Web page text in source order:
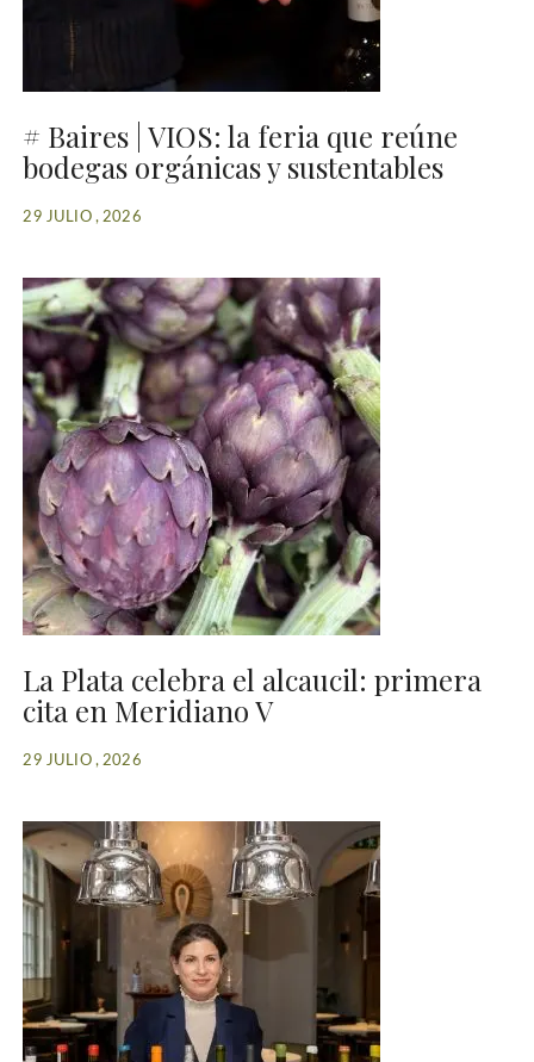
# Baires | VIOS: la feria que reúne
bodegas orgánicas y sustentables
29 JULIO , 2026
La Plata celebra el alcaucil: primera
cita en Meridiano V
29 JULIO , 2026